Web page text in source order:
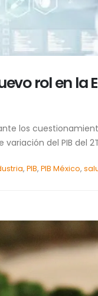
rol en la
los
del PIB del
,PIB,PIB México,